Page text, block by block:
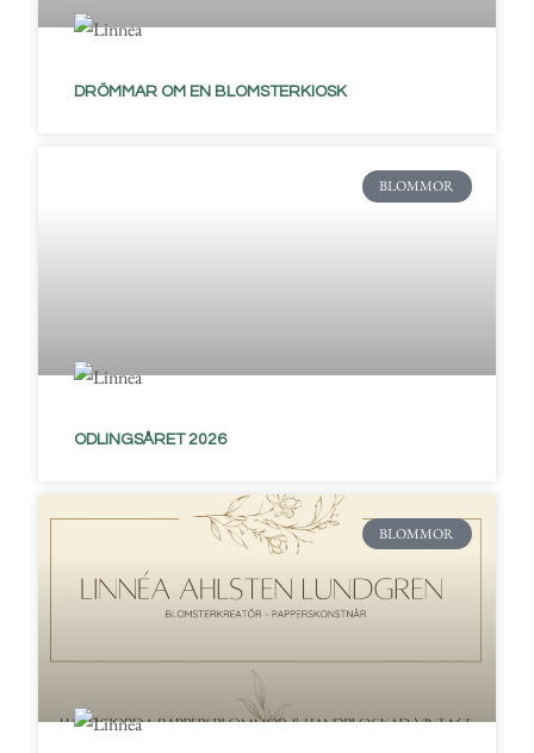
DRÖMMAR OM EN BLOMSTERKIOSK
BLOMMOR
ODLINGSÅRET 2026
BLOMMOR